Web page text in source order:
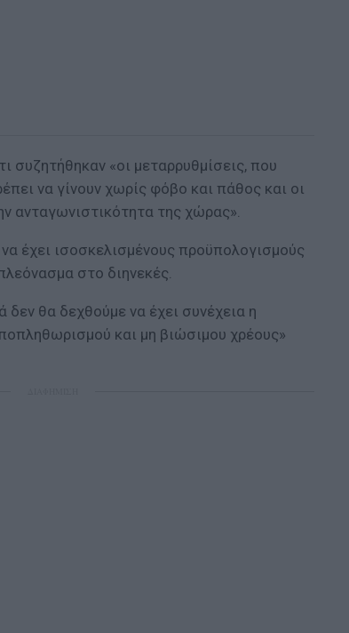
συζητήθηκαν «οι μεταρρυθμίσεις, που
να γίνουν χωρίς φόβο και πάθος και οι
ανταγωνιστικότητα της χώρας».
έχει ισοσκελισμένους προϋπολογισμούς
στο διηνεκές.
δεν θα δεχθούμε να έχει συνέχεια η
και μη βιώσιμου χρέους»